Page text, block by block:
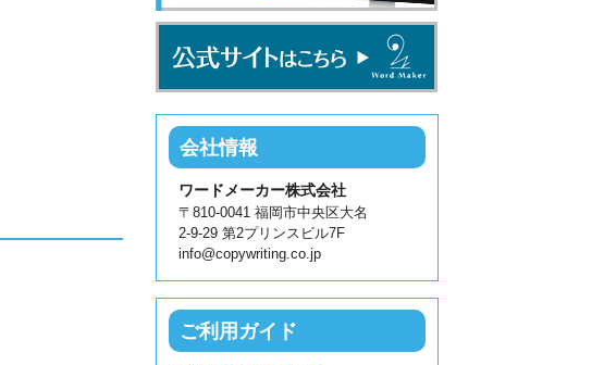
会社情報
ワードメーカー株式会社
〒810-0041 福岡市中央区大名
2-9-29 第2プリンスビル7F
info@copywriting.co.jp
ご利用ガイド